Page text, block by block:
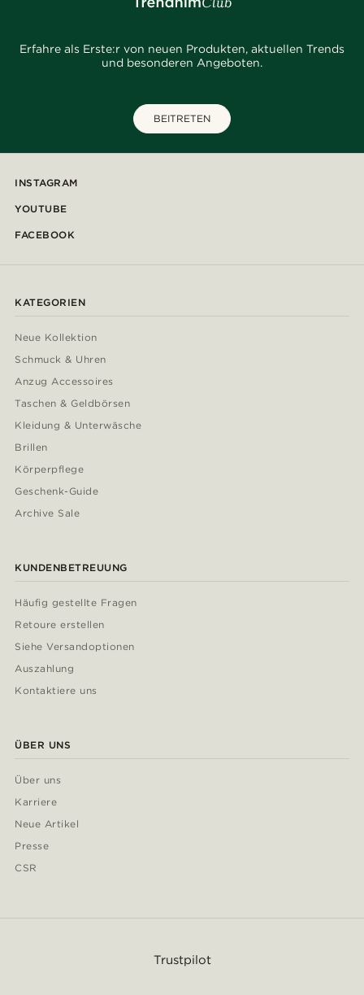
Erfahre als Erste:r von neuen Produkten, aktuellen Trends
und besonderen Angeboten.
BEITRETEN
INSTAGRAM
YOUTUBE
FACEBOOK
KATEGORIEN
Neue Kollektion
Schmuck & Uhren
Anzug Accessoires
Taschen & Geldbörsen
Kleidung & Unterwäsche
Brillen
Körperpflege
Geschenk-Guide
Archive Sale
KUNDENBETREUUNG
Häufig gestellte Fragen
Retoure erstellen
Siehe Versandoptionen
Auszahlung
Kontaktiere uns
ÜBER UNS
Über uns
Karriere
Neue Artikel
Presse
CSR
Trustpilot